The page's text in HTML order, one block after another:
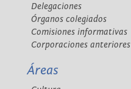
Delegaciones
Órganos colegiados
Comisiones informativas
Corporaciones anteriores
Áreas